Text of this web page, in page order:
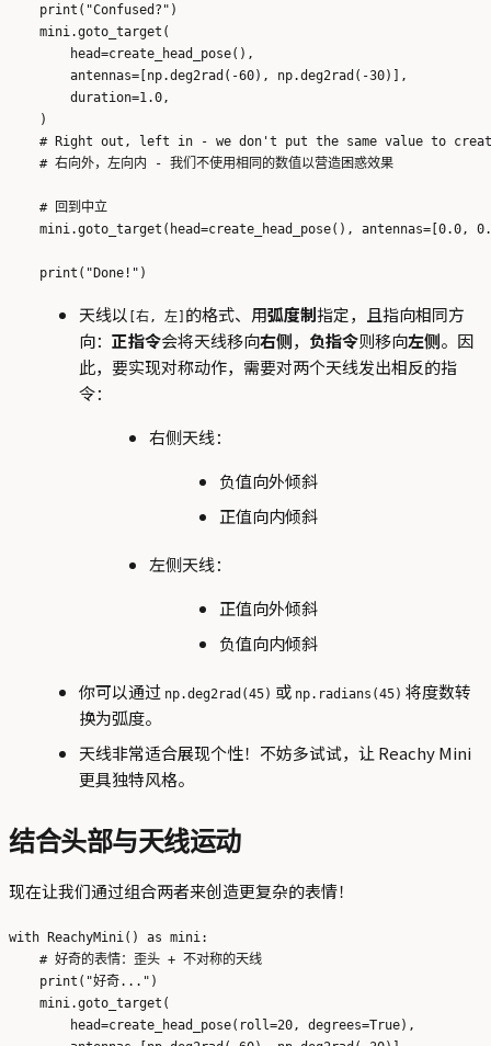
    print("Confused?")
    mini.goto_target(
        head=create_head_pose(),
        antennas=[np.deg2rad(-60), np.deg2rad(-30)],
        duration=1.0,
    )
# Right out, left in - we don't put the same value to
    # 右向外，左向内 - 我们不使用相同的数值以营造困惑效果
    # 回到中立
mini.goto_target(head=create_head_pose(), antennas=[0.0,
天线以 [右, 左] 的格式、用弧度制指定，且指向相同方
向： 正指令会将天线移向右侧， 负指令则移向左侧。因
此，要实现对称动作，需要对两个天线发出相反的指
令：
右侧天线：
负值向外倾斜
正值向内倾斜
左侧天线：
正值向外倾斜
负值向内倾斜
你可以通过 np.deg2rad(45) 或 np.radians(45) 将度数转
换为弧度。
天线非常适合展现个性！不妨多试试，让 Reachy Mini
更具独特风格。
结合头部与天线运动
现在让我们通过组合两者来创造更复杂的表情！
with ReachyMini() as mini:
    # 好奇的表情：歪头 + 不对称的天线
    print("好奇...")
    mini.goto_target(
        head=create_head_pose(roll=20, degrees=True),